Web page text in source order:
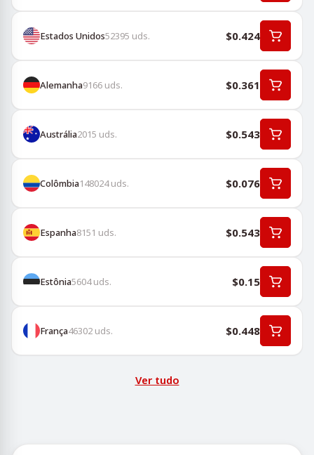
Estados Unidos52395 uds. $0.424
Alemanha9166 uds. $0.361
Austrália2015 uds. $0.543
Colômbia148024uds. $0.076
Espanha8151 uds. $0.543
Estônia5604uds. $0.15
França46302 uds. $0.448
Ver tudo